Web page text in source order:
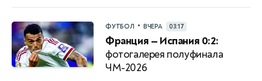
ФУТБОЛ • ВЧЕРА 03:17
Франция — Испания 0:2:
фотогалерея полуфинала
ЧМ-2026